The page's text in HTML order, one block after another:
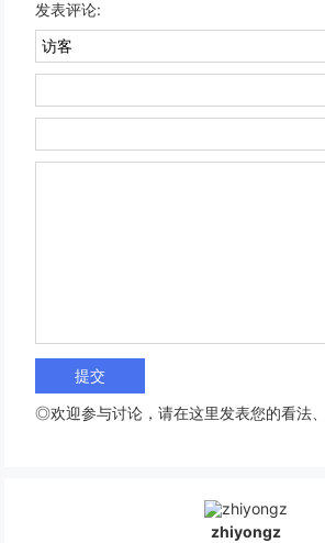
发表评论:
◎欢迎参与讨论，请在这里发表您的看法、
zhiyongz